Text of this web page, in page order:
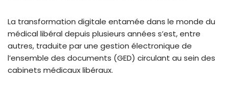
La transformation digitale entamée dans le monde du
médical libéral depuis plusieurs années s’est, entre
autres, traduite par une gestion électronique de
l’ensemble des documents (GED) circulant au sein des
cabinets médicaux libéraux.